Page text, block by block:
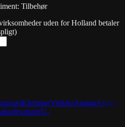
Tilbehør
uden for Holland betaler
KlemmerVinklerAnslagAnslag
U-